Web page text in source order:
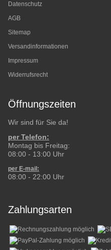
Datenschutz
AGB
Sitemap
Versandinformationen
Impressum
Widerrufsrecht
Öffnungszeiten
Wir sind für Sie da!
per Telefon:
Montag bis Freitag:
08:00 - 13:00 Uhr
per E-mail:
08:00 - 22:00 Uhr
Zahlungsarten